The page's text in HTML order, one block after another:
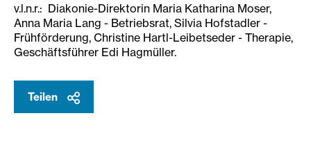
v.l.n.r.: Diakonie-Direktorin Maria Katharina Moser,
Anna Maria Lang - Betriebsrat, Silvia Hofstadler -
Frühförderung, Christine Hartl-Leibetseder - Therapie,
Geschäftsführer Edi Hagmüller.
Teilen